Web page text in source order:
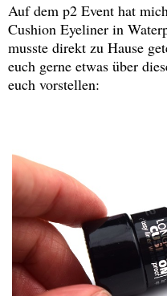
Auf dem p2 Event hat
Cushion Eyeliner in
musste direkt zu Hause
euch gerne etwas über
euch vorstellen: